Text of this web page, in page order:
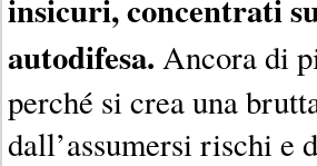
insicuri, concentrati
autodifesa. Ancora di
perché si crea una
dall’assumersi rischi e